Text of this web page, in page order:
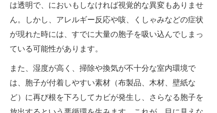
は透明で、においもしなければ視覚的な異変もありませ
ん。しかし、アレルギー反応や咳、くしゃみなどの症状
が現れた時には、すでに大量の胞子を吸い込んでしまっ
ている可能性があります。
また、湿度が高く、掃除や換気が不十分な室内環境で
は、胞子が付着しやすい素材（布製品、木材、壁紙な
ど）に再び根を下ろしてカビが発生し、さらなる胞子を